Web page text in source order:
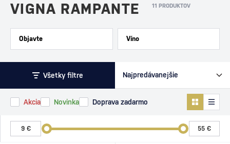
VIGNA RAMPANTE 11 PRODUKTOV
Objavte Víno
Všetky filtre
Akcia Novinka Doprava zadarmo